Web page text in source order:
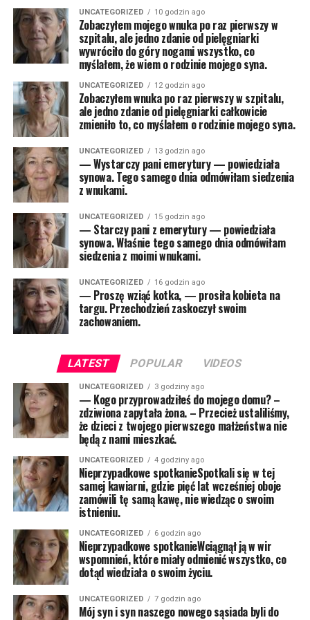
UNCATEGORIZED 10 godzin ago
Zobaczyłem mojego wnuka po raz pierwszy w
szpitalu, ale jedno zdanie od pielęgniarki
wywróciło do góry nogami wszystko, co
myślałem, że wiem o rodzinie mojego syna.
UNCATEGORIZED 12 godzin ago
Zobaczyłem wnuka po raz pierwszy w szpitalu,
ale jedno zdanie od pielęgniarki całkowicie
zmieniło to, co myślałem o rodzinie mojego syna.
UNCATEGORIZED 13 godzin ago
— Wystarczy pani emerytury — powiedziała
synowa. Tego samego dnia odmówiłam siedzenia
z wnukami.
UNCATEGORIZED 15 godzin ago
— Starczy pani z emerytury — powiedziała
synowa. Właśnie tego samego dnia odmówiłam
siedzenia z moimi wnukami.
UNCATEGORIZED 16 godzin ago
— Proszę wziąć kotka, — prosiła kobieta na
targu. Przechodzień zaskoczył swoim
zachowaniem.
LATEST POPULAR VIDEOS
UNCATEGORIZED 3 godziny ago
— Kogo przyprowadziłeś do mojego domu? –
zdziwiona zapytała żona. – Przecież ustaliliśmy,
że dzieci z twojego pierwszego małżeństwa nie
będą z nami mieszkać.
UNCATEGORIZED 4 godziny ago
Nieprzypadkowe spotkanieSpotkali się w tej
samej kawiarni, gdzie pięć lat wcześniej oboje
zamówili tę samą kawę, nie wiedząc o swoim
istnieniu.
UNCATEGORIZED 6 godzin ago
Nieprzypadkowe spotkanieWciągnął ją w wir
wspomnień, które miały odmienić wszystko, co
dotąd wiedziała o swoim życiu.
UNCATEGORIZED 7 godzin ago
Mój syn i syn naszego nowego sąsiada byli do